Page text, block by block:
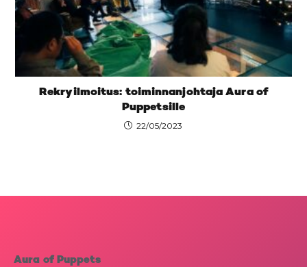
Rekryilmoitus: toiminnanjohtaja Aura of
Puppetsille
22/05/2023
Aura of Puppets